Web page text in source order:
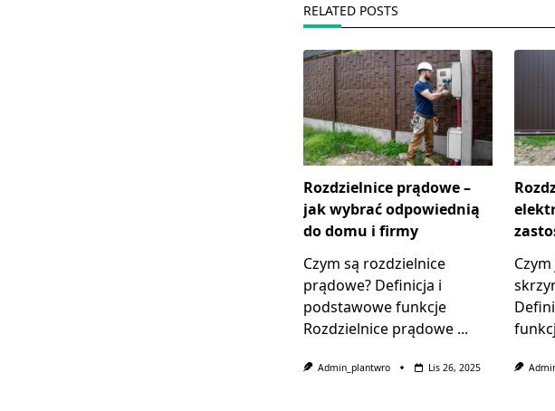
RELATED POSTS
Rozdzielnice prądowe –
jak wybrać odpowiednią
do domu i firmy
Czym są rozdzielnice
prądowe? Definicja i
podstawowe funkcje
Rozdzielnice prądowe ...
Admin_plantwro Lis 26, 2025